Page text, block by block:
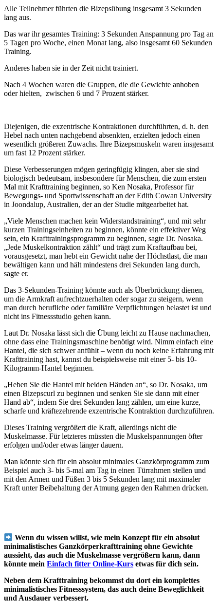
Alle Teilnehmer führten die Bizepsübung insgesamt 3 Sekunden
lang aus.
Das war ihr gesamtes Training: 3 Sekunden Anspannung pro Tag an
5 Tagen pro Woche, einen Monat lang, also insgesamt 60 Sekunden
Training.
Anderes haben sie in der Zeit nicht trainiert.
Nach 4 Wochen waren die Gruppen, die die Gewichte anhoben
oder hielten, zwischen 6 und 7 Prozent stärker.
Diejenigen, die exzentrische Kontraktionen durchführten, d. h. den
Hebel nach unten nachgebend absenkten, erzielten jedoch einen
wesentlich größeren Zuwachs. Ihre Bizepsmuskeln waren insgesamt
um fast 12 Prozent stärker.
Diese Verbesserungen mögen geringfügig klingen, aber sie sind
biologisch bedeutsam, insbesondere für Menschen, die zum ersten
Mal mit Krafttraining beginnen, so Ken Nosaka, Professor für
Bewegungs- und Sportwissenschaft an der Edith Cowan University
in Joondalup, Australien, der an der Studie mitgearbeitet hat.
„Viele Menschen machen kein Widerstandstraining“, und mit sehr
kurzen Trainingseinheiten zu beginnen, könnte ein effektiver Weg
sein, ein Krafttrainingsprogramm zu beginnen, sagte Dr. Nosaka.
„Jede Muskelkontraktion zählt“ und trägt zum Kraftaufbau bei,
vorausgesetzt, man hebt ein Gewicht nahe der Höchstlast, die man
bewältigen kann und hält mindestens drei Sekunden lang durch,
sagte er.
Das 3-Sekunden-Training könnte auch als Überbrückung dienen,
um die Armkraft aufrechtzuerhalten oder sogar zu steigern, wenn
man durch berufliche oder familiäre Verpflichtungen belastet ist und
nicht ins Fitnessstudio gehen kann.
Laut Dr. Nosaka lässt sich die Übung leicht zu Hause nachmachen,
ohne dass eine Trainingsmaschine benötigt wird. Nimm einfach eine
Hantel, die sich schwer anfühlt – wenn du noch keine Erfahrung mit
Krafttraining hast, kannst du beispielsweise mit einer 5- bis 10-
Kilogramm-Hantel beginnen.
„Heben Sie die Hantel mit beiden Händen an“, so Dr. Nosaka, um
einen Bizepscurl zu beginnen und senken Sie sie dann mit einer
Hand ab“, indem Sie drei Sekunden lang zählen, um eine kurze,
scharfe und kräftezehrende exzentrische Kontraktion durchzuführen.
Dieses Training vergrößert die Kraft, allerdings nicht die
Muskelmasse. Für letzteres müssten die Muskelspannungen öfter
erfolgen und/oder etwas länger dauern.
Man könnte sich für ein absolut minimales Ganzkörprogramm zum
Beispiel auch 3- bis 5-mal am Tag in einen Türrahmen stellen und
mit den Armen und Füßen 3 bis 5 Sekunden lang mit maximaler
Kraft unter Beibehaltung der Atmung gegen den Rahmen drücken.
Wenn du wissen willst, wie mein Konzept für ein absolut
minimalistisches Ganzkörperkrafttraining ohne Gewichte
aussieht, das auch die Muskelmasse vergrößern kann, dann
könnte mein Einfach fitter Online-Kurs etwas für dich sein.
Neben dem Krafttraining bekommst du dort ein komplettes
minimalistisches Fitnesssystem, das auch deine Beweglichkeit
und Ausdauer verbessert.